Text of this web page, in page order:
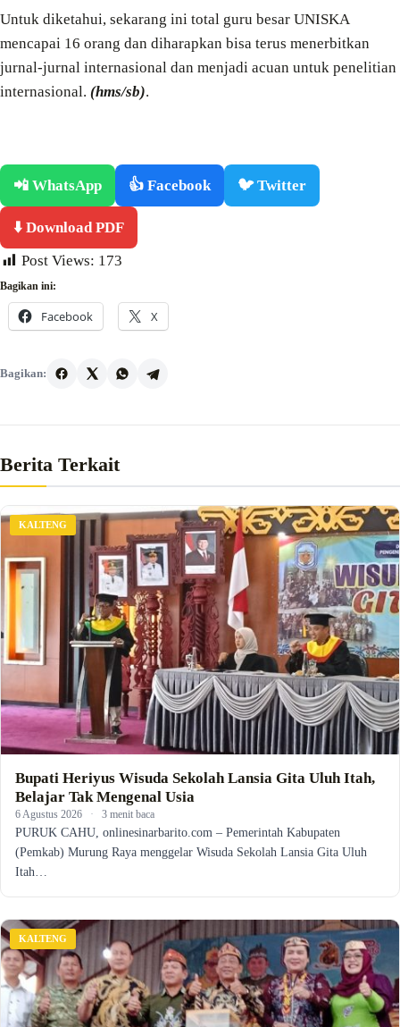
Untuk diketahui, sekarang ini total guru besar UNISKA
mencapai 16 orang dan diharapkan bisa terus menerbitkan
jurnal-jurnal internasional dan menjadi acuan untuk penelitian
internasional. (hms/sb).
📲 WhatsApp 👍 Facebook 🐦 Twitter
⬇️ Download PDF
Post Views: 173
Bagikan ini:
Facebook X
Bagikan:
Berita Terkait
KALTENG
Bupati Heriyus Wisuda Sekolah Lansia Gita Uluh Itah,
Belajar Tak Mengenal Usia
6 Agustus 2026 · 3 menit baca
PURUK CAHU, onlinesinarbarito.com – Pemerintah Kabupaten
(Pemkab) Murung Raya menggelar Wisuda Sekolah Lansia Gita Uluh
Itah…
KALTENG